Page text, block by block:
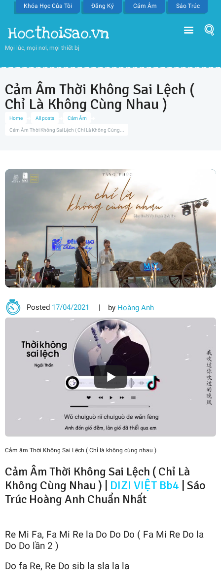
Khóa Học Của Tôi Đăng Ký Cảm Âm Sáo Trúc
Hocthoisao.vn
Mọi lúc, mọi nơi, mọi thiết bị
Home All posts Cảm Âm
Cảm Âm Thời Không Sai Lệch ( Chỉ Là Không Cùng...
Cảm Âm Thời Không Sai Lệch (
Chỉ Là Không Cùng Nhau )
Posted 17/04/2021 by Hoàng Anh
Cảm âm Thời Không Sai Lệch ( Chỉ là không cùng nhau )
Cảm Âm Thời Không Sai Lệch ( Chỉ Là
Không Cùng Nhau ) | DIZI VIỆT Bb4 Sáo
Trúc Hoàng Anh Chuẩn Nhất
Re Mi Fa, Fa Mi Re la Do Do Do ( Fa Mi Re Do la
Do Do lần 2 )
Do fa Re, Re Do sib la sla la la